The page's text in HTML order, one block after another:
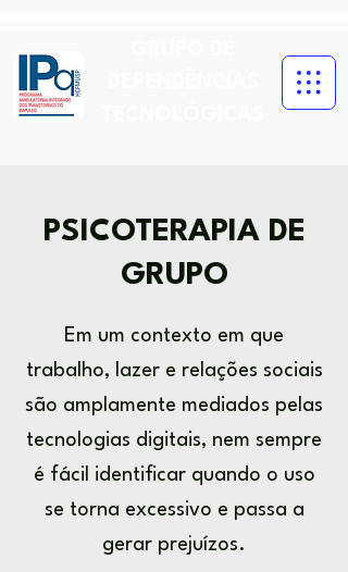
PSICOTERAPIA DE
GRUPO
Em um contexto em que
trabalho, lazer e relações sociais
são amplamente mediados pelas
tecnologias digitais, nem sempre
é fácil identificar quando o uso
se torna excessivo e passa a
gerar prejuízos.